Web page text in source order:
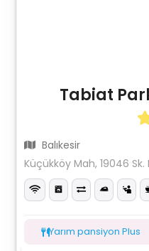
Tabiat
Balıkesir
Küçükköy Mah, 19046 Sk.
Yarım pansiyon Plus